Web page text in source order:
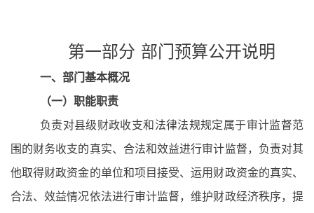
第一部分 部门预算公开说明
一、部门基本概况
（一）职能职责
负责对县级财政收支和法律法规规定属于审计监督范
围的财务收支的真实、合法和效益进行审计监督，负责对其
他取得财政资金的单位和项目接受、运用财政资金的真实、
合法、效益情况依法进行审计监督，维护财政经济秩序，提